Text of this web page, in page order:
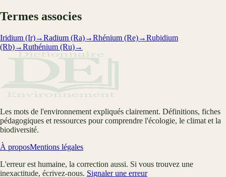
Termes associes
Iridium (Ir)→Radium (Ra)→Rhénium (Re)→Rubidium
(Rb)→Ruthénium (Ru)→
Les mots de l'environnement expliqués clairement. Définitions, fiches
pédagogiques et ressources pour comprendre l'écologie, le climat et la
biodiversité.
À proposMentions légales
L'erreur est humaine, la correction aussi. Si vous trouvez une
inexactitude, écrivez-nous. Signaler une erreur